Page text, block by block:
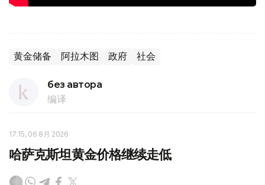
黄金储备 阿拉木图 政府 社会
без автора
编译
17:15, 06 8月 2026
哈萨克斯坦黄金价格继续走低